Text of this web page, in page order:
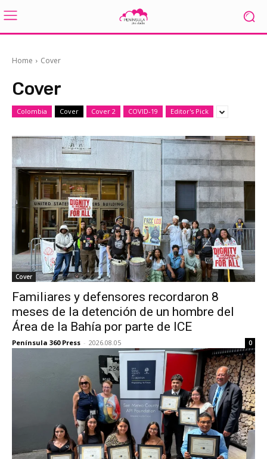
Home Cover
Cover
Colombia Cover Cover 2 COVID-19 Editor's Pick
Cover
Familiares y defensores recordaron 8
meses de la detención de un hombre del
Área de la Bahía por parte de ICE
Península 360 Press - 2026.08.05 0